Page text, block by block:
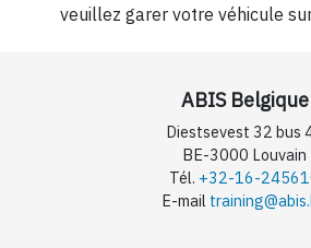
veuillez garer votre véhicule
ABIS Belgique
Diestsevest 32 bus
BE-3000 Louvain
Tél. +32-16-
E-mail